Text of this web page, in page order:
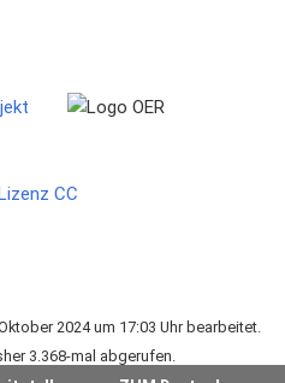
2024 um 17:03 Uhr bearbeitet.
3.368-mal abgerufen.